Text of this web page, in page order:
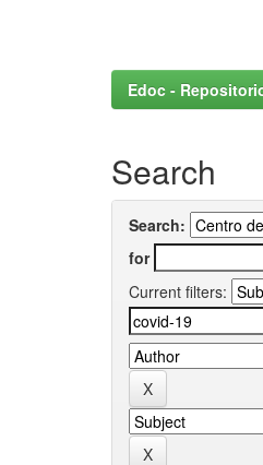
Edoc -
Search
Search:
for
Current filters: